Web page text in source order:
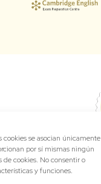
cookies se asocian únicamente
por sí mismas ningún
cookies. No consentir o
y funciones.